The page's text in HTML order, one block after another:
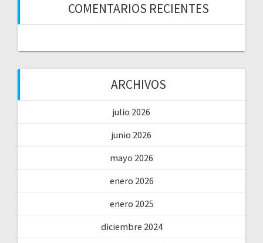
COMENTARIOS RECIENTES
ARCHIVOS
julio 2026
junio 2026
mayo 2026
enero 2026
enero 2025
diciembre 2024